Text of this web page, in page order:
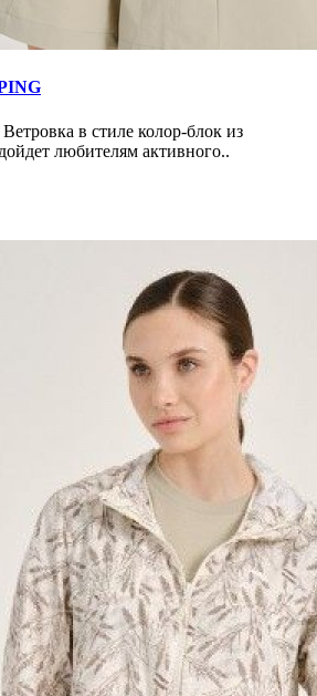
в стиле колор-блок из
любителям активного..